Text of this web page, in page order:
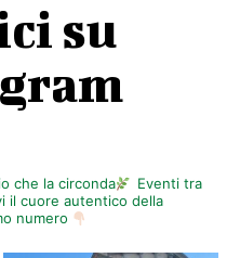
su
che la circonda
Eventi tra
il cuore autentico della
numero